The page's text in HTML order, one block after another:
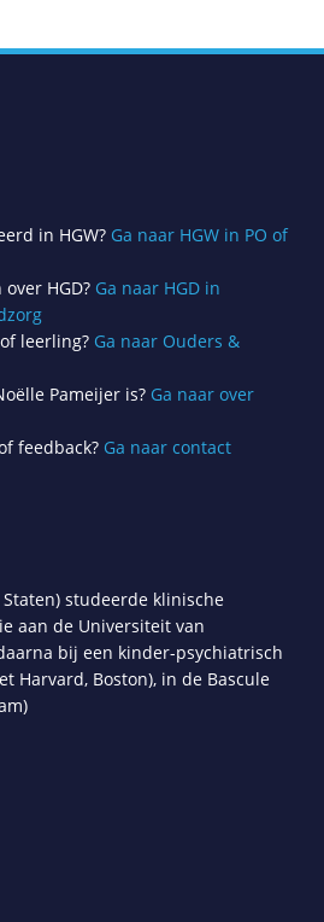
in HGW? Ga naar HGW in PO of
HGD? Ga naar HGD in
leerling? Ga naar Ouders &
Pameijer is? Ga naar over
feedback? Ga naar contact
studeerde klinische
aan de Universiteit van
bij een kinder-psychiatrisch
Harvard, Boston), in de Bascule